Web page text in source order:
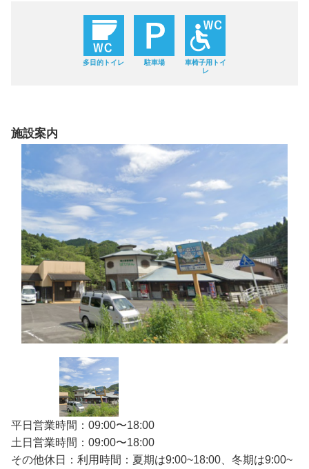
多目的トイレ 駐車場
車椅子用トイ
レ
施設案内
平日営業時間：09:00〜18:00
土日営業時間：09:00〜18:00
その他休日：利用時間：夏期は9:00~18:00、冬期は9:00~